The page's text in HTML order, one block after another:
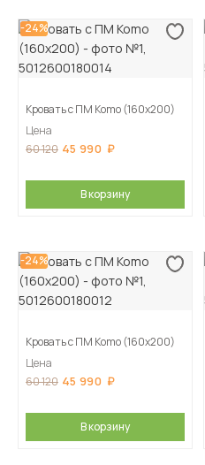
-24%
Кровать с ПМ Komo (160х200)
Цена
60 120 45 990
В корзину
-24%
Кровать с ПМ Komo (160х200)
Цена
60 120 45 990
В корзину